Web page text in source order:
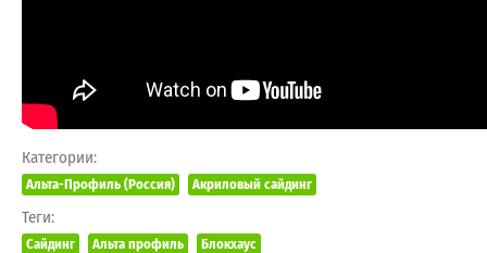
Категории:
Альта-Профиль (Россия) Акриловый сайдинг
Теги:
Сайдинг Альта профиль Блокхаус